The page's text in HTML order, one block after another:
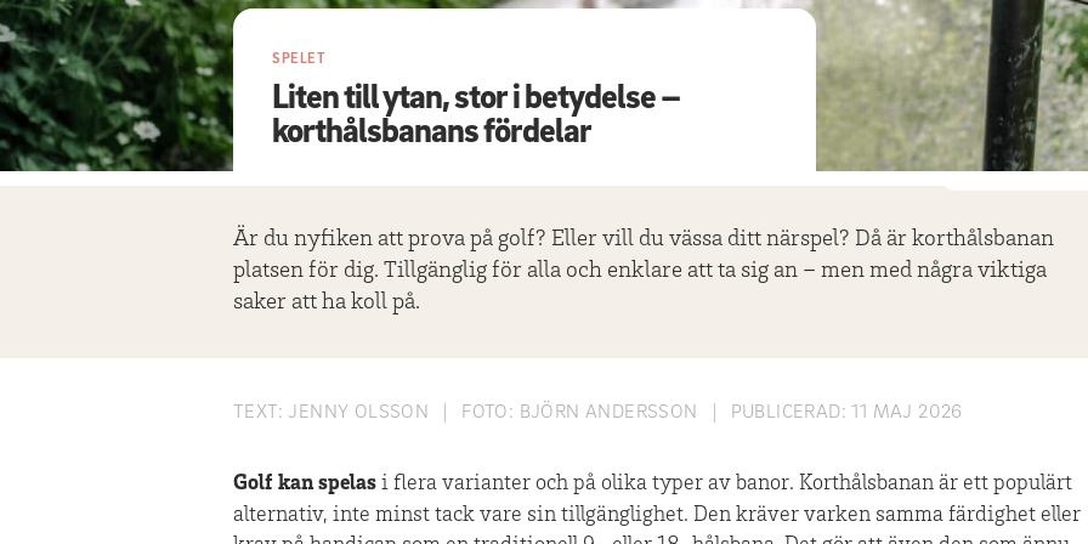
SPELET
Liten till ytan, stor i betydelse –
korthålsbanans fördelar
Är du nyfiken att prova på golf? Eller vill du vässa ditt närspel? Då är korthålsbanan
platsen för dig. Tillgänglig för alla och enklare att ta sig an – men med några viktiga
saker att ha koll på.
TEXT: JENNY OLSSON | FOTO: BJÖRN ANDERSSON | PUBLICERAD:11 MAJ 2026
Golf kan spelas i flera varianter och på olika typer av banor. Korthålsbanan är ett populärt
alternativ, inte minst tack vare sin tillgänglighet. Den kräver varken samma färdighet eller